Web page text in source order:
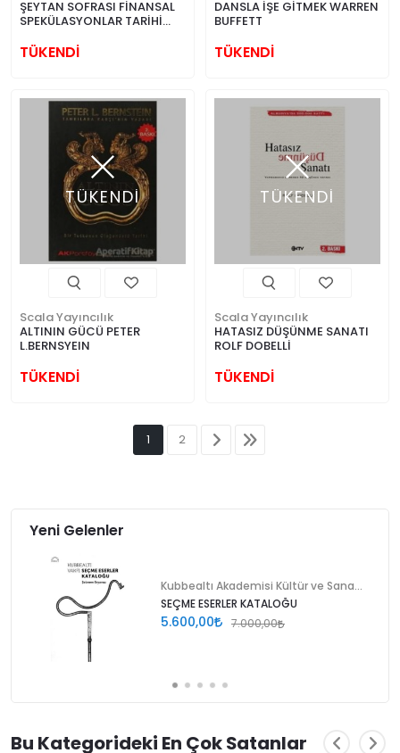
ŞEYTAN SOFRASI FİNANSAL
SPEKÜLASYONLAR TARİHİ
TÜKENDİ
DANSLA İŞE GİTMEK WARREN
BUFFETT
TÜKENDİ
TÜKENDİ
Scala Yayıncılık
ALTININ GÜCÜ PETER
L.BERNSYEIN
TÜKENDİ
TÜKENDİ
Scala Yayıncılık
HATASIZ DÜŞÜNME SANATI
ROLF DOBELLİ
TÜKENDİ
1 2
Yeni Gelenler
SEÇME ESERLER KATALOĞU
5.600,00 7.000,00
Bu Kategorideki En Çok Satanlar